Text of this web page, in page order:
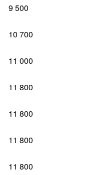
9 500
10 700
11 000
11 800
11 800
11 800
11 800